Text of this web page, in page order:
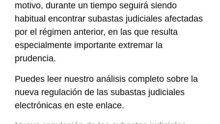
motivo, durante un tiempo seguirá siendo
habitual encontrar subastas judiciales afectadas
por el régimen anterior, en las que resulta
especialmente importante extremar la
prudencia.
Puedes leer nuestro análisis completo sobre la
nueva regulación de las subastas judiciales
electrónicas en este enlace.